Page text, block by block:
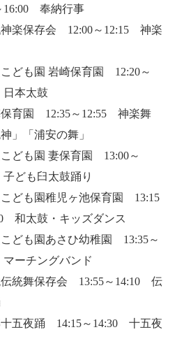
16:00 奉納行事
楽保存会 12:00～12:15 神楽
ども園 岩崎保育園 12:20～
本太鼓
育園 12:35～12:55 神楽舞
神」「浦安の舞」
ども園 妻保育園 13:00～
ども臼太鼓踊り
ども園稚児ヶ池保育園 13:15
和太鼓・キッズダンス
ども園あさひ幼稚園 13:35～
ーチングバンド
統舞保存会 13:55～14:10 伝
五夜踊 14:15～14:30 十五夜